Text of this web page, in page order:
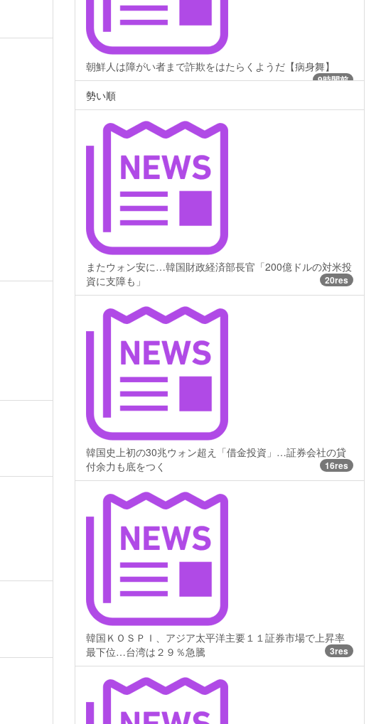
朝鮮人は障がい者まで詐欺をはたらくようだ【病身舞】
9時間前
勢い順
またウォン安に…韓国財政経済部長官「200億ドルの対米投
資に支障も」
20res
韓国史上初の30兆ウォン超え「借金投資」…証券会社の貸
付余力も底をつく
16res
韓国ＫＯＳＰＩ、アジア太平洋主要１１証券市場で上昇率
最下位…台湾は２９％急騰
3res